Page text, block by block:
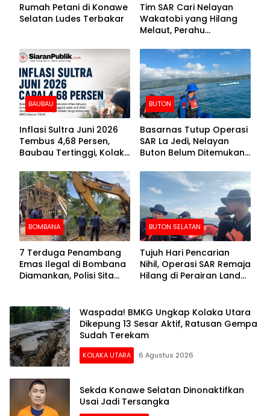
Rumah Petani di Konawe
Selatan Ludes Terbakar
Tim SAR Cari Nelayan
Wakatobi yang Hilang
Melaut, Perahu
Kemasukan Air
BAUBAU
Inflasi Sultra Juni 2026
Tembus 4,68 Persen,
Baubau Tertinggi, Kolaka
BUTON
Basarnas Tutup Operasi
SAR La Jedi, Nelayan
Buton Belum Ditemukan
BOMBANA
7 Terduga Penambang
Emas Ilegal di Bombana
Diamankan, Polisi Sita
BUTON SELATAN
Tujuh Hari Pencarian
Nihil, Operasi SAR Remaja
Hilang di Perairan Lande
Waspada! BMKG Ungkap Kolaka Utara
Dikepung 13 Sesar Aktif, Ratusan Gempa
Sudah Terekam
KOLAKA UTARA 6 Agustus 2026
Sekda Konawe Selatan Dinonaktifkan
Usai Jadi Tersangka